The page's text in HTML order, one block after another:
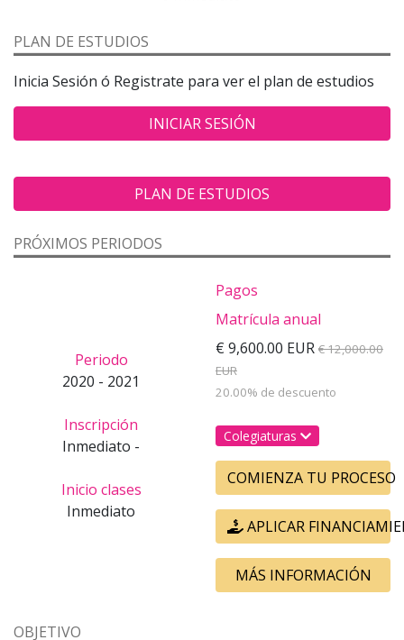
PLAN DE ESTUDIOS
Inicia Sesión ó Registrate para ver el plan de estudios
INICIAR SESIÓN
PLAN DE ESTUDIOS
PRÓXIMOS PERIODOS
Periodo
2020 - 2021
Inscripción
Inmediato -
Inicio clases
Inmediato
Pagos
Matrícula anual
€ 9,600.00 EUR € 12,000.00
EUR
20.00% de descuento
Colegiaturas
COMIENZA TU PROCESO
APLICAR
MÁS INFORMACIÓN
OBJETIVO